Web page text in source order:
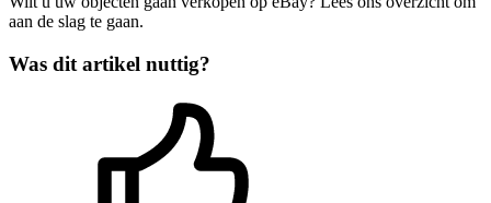
aan de slag te gaan.
Was dit artikel nuttig?